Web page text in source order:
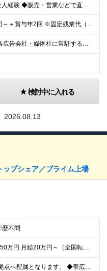
◆2年以上の社会人経験 ◆販売・営業などで直接顧客と折衝した経験 ◆基本的なPCスキル（Excel/PowerPointでの資料作成・ビジネスメール作成) ◆学歴不問 ※入社後は研修とOJTなど未経
月給23万6,600円～＋賞与年2回 ※固定残業代（1万7,100円～／10時間相当分）を含みます。 超過分は別途支給します 。 ※試用期間6ヶ月。その間、給与・待遇等に差異はありません。
＜勤務地1＞ 各広告会社・媒体社に常駐する場合があります。 住所：（原則として東京23区内） ＜勤務地2：本社＞ 住所：東京都渋谷区恵比寿4-20-3 恵比寿ガーデンプレイスタワー34F
検討中に入れる
2026.08.13
プシェア／プライム上場
不問
年収386万円～450万円 月給20万円～（全国転勤ありの場合） ※別途残業代が全額支給されます ※試用期間3ヵ月あり。試用期間中の給与・待遇に差異はありません。
以下いずれかの拠点へ配属となります。 ◆帯広駐在所 北海道帯広市西二十一条北2-26-10 ◆多賀城DC 宮城県多賀城市八幡字一本柳117-16 ◆昭島DC 東京都昭島市武蔵野2-5-28 ◆